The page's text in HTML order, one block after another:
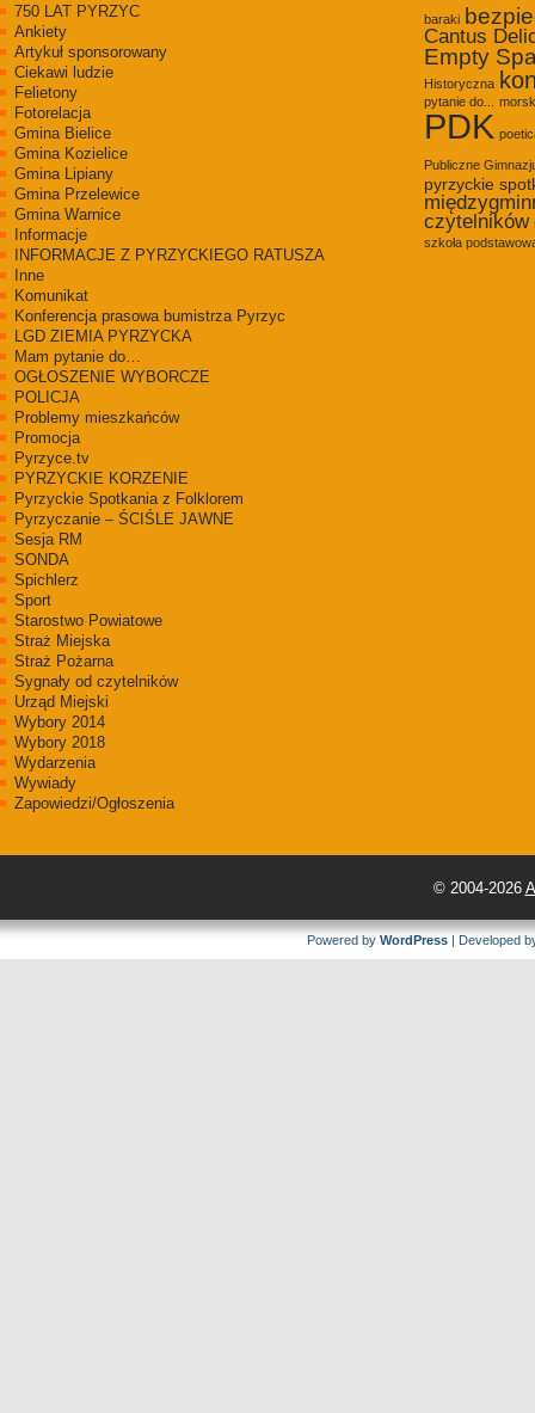
750 LAT PYRZYC
Ankiety
Artykuł sponsorowany
Ciekawi ludzie
Felietony
Fotorelacja
Gmina Bielice
Gmina Kozielice
Gmina Lipiany
Gmina Przelewice
Gmina Warnice
Informacje
INFORMACJE Z PYRZYCKIEGO RATUSZA
Inne
Komunikat
Konferencja prasowa bumistrza Pyrzyc
LGD ZIEMIA PYRZYCKA
Mam pytanie do…
OGŁOSZENIE WYBORCZE
POLICJA
Problemy mieszkańców
Promocja
Pyrzyce.tv
PYRZYCKIE KORZENIE
Pyrzyckie Spotkania z Folklorem
Pyrzyczanie – ŚCIŚLE JAWNE
Sesja RM
SONDA
Spichlerz
Sport
Starostwo Powiatowe
Straż Miejska
Straż Pożarna
Sygnały od czytelników
Urząd Miejski
Wybory 2014
Wybory 2018
Wydarzenia
Wywiady
Zapowiedzi/Ogłoszenia
baraki
Cantus
Empty
Historyczna
pytanie do...
PDK
Publiczne
pyrzyckie
czytelników
szkoła
© 2004-2026
Powered by WordPress | Developed